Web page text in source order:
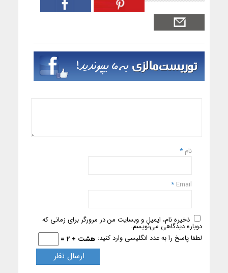
نام *
Email
*
ذخیره نام، ایمیل و وبسایت من در مرورگر برای زمانی که
دوباره دیدگاهی می‌نویسم.
لطفا پاسخ را به عدد انگلیسی وارد کنید: هشت + 2 =